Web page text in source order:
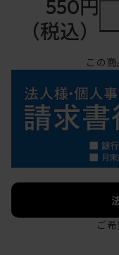
550円
（税込）
この
ご